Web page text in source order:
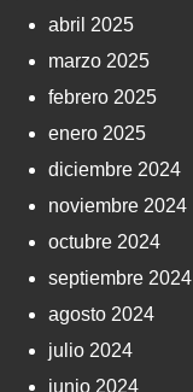
abril 2025
marzo 2025
febrero 2025
enero 2025
diciembre 2024
noviembre 2024
octubre 2024
septiembre 2024
agosto 2024
julio 2024
junio 2024